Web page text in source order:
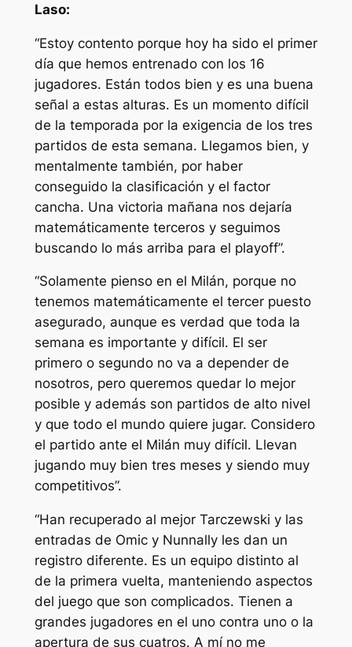
Laso:
“Estoy contento porque hoy ha sido el primer
día que hemos entrenado con los 16
jugadores. Están todos bien y es una buena
señal a estas alturas. Es un momento difícil
de la temporada por la exigencia de los tres
partidos de esta semana. Llegamos bien, y
mentalmente también, por haber
conseguido la clasificación y el factor
cancha. Una victoria mañana nos dejaría
matemáticamente terceros y seguimos
buscando lo más arriba para el playoff”.
“Solamente pienso en el Milán, porque no
tenemos matemáticamente el tercer puesto
asegurado, aunque es verdad que toda la
semana es importante y difícil. El ser
primero o segundo no va a depender de
nosotros, pero queremos quedar lo mejor
posible y además son partidos de alto nivel
y que todo el mundo quiere jugar. Considero
el partido ante el Milán muy difícil. Llevan
jugando muy bien tres meses y siendo muy
competitivos”.
“Han recuperado al mejor Tarczewski y las
entradas de Omic y Nunnally les dan un
registro diferente. Es un equipo distinto al
de la primera vuelta, manteniendo aspectos
del juego que son complicados. Tienen a
grandes jugadores en el uno contra uno o la
apertura de sus cuatros. A mí no me